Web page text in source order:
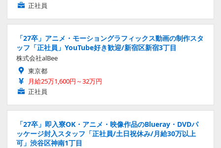
正社員
「27卒」アニメ・モーショングラフィックス動画の制作スタ
ッフ「正社員」YouTube好き歓迎/新宿区新宿3丁目
株式会社alBee
東京都
月給25万1,600円～32万円
正社員
「27卒」即入寮OK・アニメ・映像作品のBlueray・DVDパ
ッケージ封入スタッフ「正社員/土日祝休み/月給30万以上
可」渋谷区神南1丁目